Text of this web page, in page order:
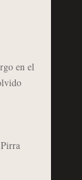
en el